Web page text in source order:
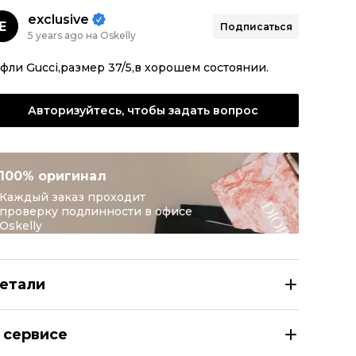
E exclusive
5 years ago на Oskelly
Подписаться
Gucci,размер 37/5,в хорошем состоянии.
Авторизуйтесь, чтобы задать вопрос
100% оригинал
Каждый заказ проходит
проверку подлинности в офисе
Oskelly